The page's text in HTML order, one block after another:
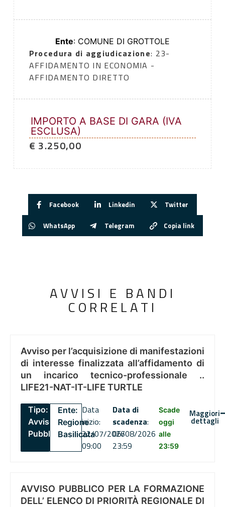
Ente: COMUNE DI GROTTOLE
Procedura di aggiudicazione: 23-
AFFIDAMENTO IN ECONOMIA -
AFFIDAMENTO DIRETTO
IMPORTO A BASE DI GARA (IVA
ESCLUSA)
€ 3.250,00
Facebook Linkedin Twitter
WhatsApp Telegram Copia link
AVVISI E BANDI
CORRELATI
Avviso per l’acquisizione di manifestazioni
di interesse finalizzata all’affidamento di
un incarico tecnico-professionale ..
LIFE21-NAT-IT-LIFE TURTLE
Tipo:
Avviso
Pubblico
Ente:
Regione
Basilicata
Data
inizio:
22/07/2026
09:00
Data di
scadenza:
06/08/2026
23:59
Scade
oggi
alle
23:59
Maggiori
dettagli
AVVISO PUBBLICO PER LA FORMAZIONE
DELL’ ELENCO DI PRIORITÀ REGIONALE DI